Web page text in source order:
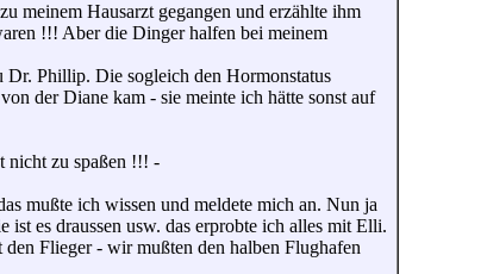
meinem Hausarzt gegangen und erzählte ihm
!!! Aber die Dinger halfen bei meinem
Dr. Phillip. Die sogleich den Hormonstatus
der Diane kam - sie meinte ich hätte sonst auf
nicht zu spaßen !!! -
mußte ich wissen und meldete mich an. Nun ja
es draussen usw. das erprobte ich alles mit Elli.
Flieger - wir mußten den halben Flughafen